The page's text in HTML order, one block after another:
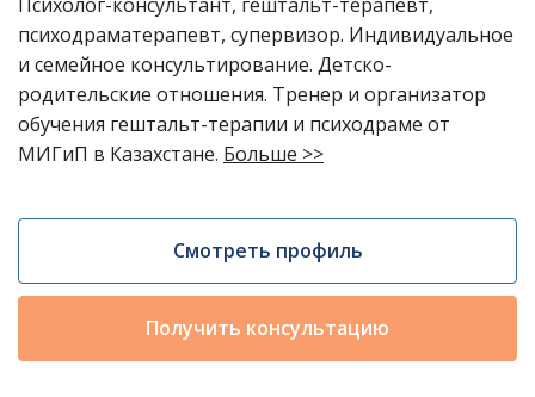
психодраматерапевт, супервизор. Индивидуальное
и семейное консультирование. Детско-
родительские отношения. Тренер и организатор
обучения гештальт-терапии и психодраме от
МИГиП в Казахстане. Больше >>
Смотреть профиль
Получить консультацию